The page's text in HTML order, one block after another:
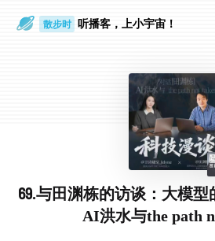
散步时 听播客，上小宇宙！
69.与田渊栋的访谈：大模型
AI洪水与the path